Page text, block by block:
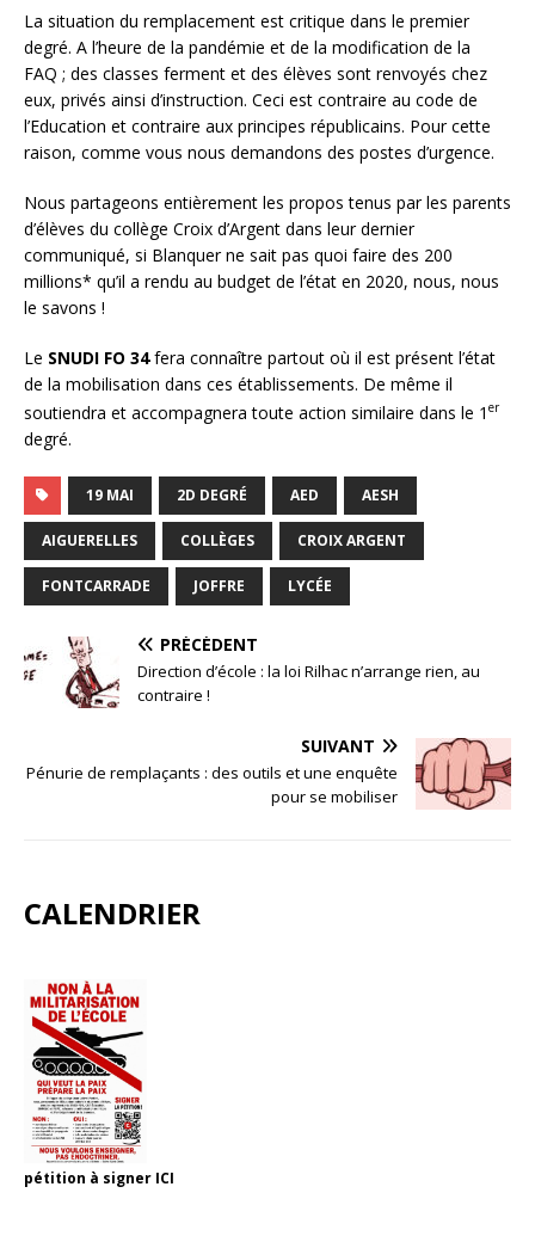
La situation du remplacement est critique dans le premier
degré. A l’heure de la pandémie et de la modification de la
FAQ ; des classes ferment et des élèves sont renvoyés chez
eux, privés ainsi d’instruction. Ceci est contraire au code de
l’Education et contraire aux principes républicains. Pour cette
raison, comme vous nous demandons des postes d’urgence.
Nous partageons entièrement les propos tenus par les parents
d’élèves du collège Croix d’Argent dans leur dernier
communiqué, si Blanquer ne sait pas quoi faire des 200
millions* qu’il a rendu au budget de l’état en 2020, nous, nous
le savons !
Le SNUDI FO 34fera connaître partout où il est présent l’état
de la mobilisation dans ces établissements. De même il
soutiendra et accompagnera toute action similaire dans le 1 er
degré.
19 MAI 2D DEGRÉ AED AESH
AIGUERELLES COLLÈGES CROIX ARGENT
FONTCARRADE JOFFRE LYCÉE
PRÉCÉDENT
Direction d’école : la loi Rilhac n’arrange rien, au
contraire !
SUIVANT
Pénurie de remplaçants : des outils et une enquête
pour se mobiliser
CALENDRIER
pétition à signer ICI